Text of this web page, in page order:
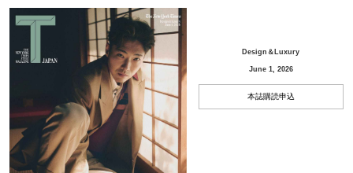
Design＆Luxury
June 1, 2026
本誌購読申込